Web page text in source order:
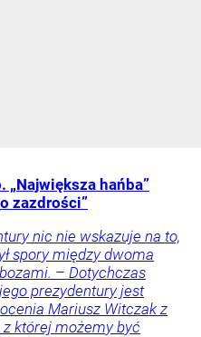
„Największa hańba”
zazdrości”
nic nie wskazuje na to,
spory między dwoma
– Dotychczas
prezydentury jest
Mariusz Witczak z
z której możemy być